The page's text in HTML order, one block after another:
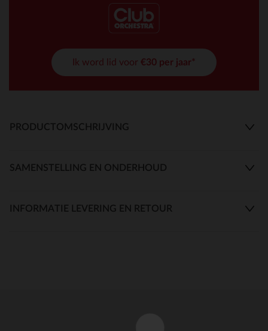
Ik word lid voor €30 per jaar*
PRODUCTOMSCHRIJVING
SAMENSTELLING EN ONDERHOUD
INFORMATIE LEVERING EN RETOUR